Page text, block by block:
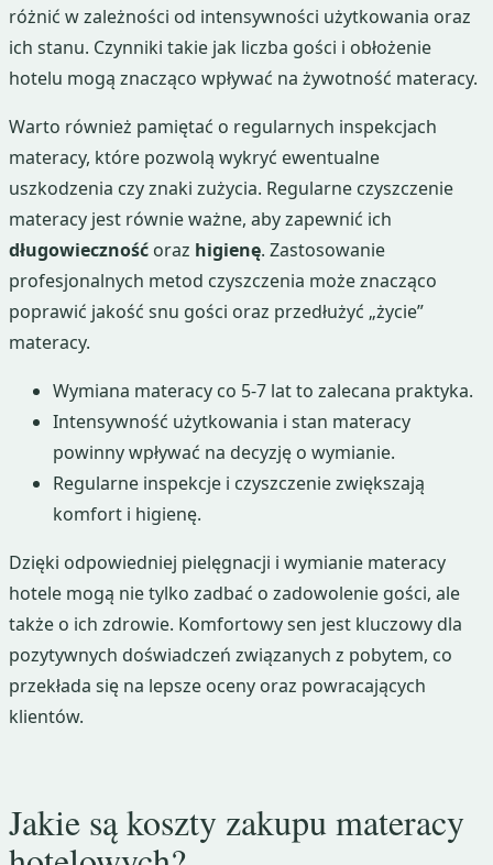
różnić w zależności od intensywności użytkowania oraz
ich stanu. Czynniki takie jak liczba gości i obłożenie
hotelu mogą znacząco wpływać na żywotność materacy.
Warto również pamiętać o regularnych inspekcjach
materacy, które pozwolą wykryć ewentualne
uszkodzenia czy znaki zużycia. Regularne czyszczenie
materacy jest równie ważne, aby zapewnić ich
długowieczność oraz higienę. Zastosowanie
profesjonalnych metod czyszczenia może znacząco
poprawić jakość snu gości oraz przedłużyć „życie”
materacy.
Wymiana materacy co 5-7 lat to zalecana praktyka.
Intensywność użytkowania i stan materacy
powinny wpływać na decyzję o wymianie.
Regularne inspekcje i czyszczenie zwiększają
komfort i higienę.
Dzięki odpowiedniej pielęgnacji i wymianie materacy
hotele mogą nie tylko zadbać o zadowolenie gości, ale
także o ich zdrowie. Komfortowy sen jest kluczowy dla
pozytywnych doświadczeń związanych z pobytem, co
przekłada się na lepsze oceny oraz powracających
klientów.
Jakie są koszty zakupu materacy